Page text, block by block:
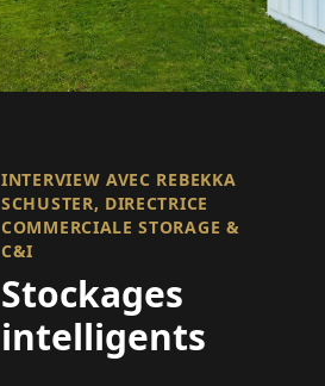
INTERVIEW AVEC REBEKKA
SCHUSTER, DIRECTRICE
COMMERCIALE STORAGE &
C&I
Stockages
intelligents